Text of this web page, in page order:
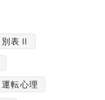
別表Ⅱ
運転心理